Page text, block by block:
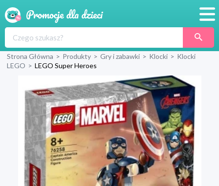
Produkty
Sklepy
Blog
Wyprawka
Strona Główna > Produkty > Gry i zabawki > Klocki > Klocki
LEGO > LEGO Super Heroes